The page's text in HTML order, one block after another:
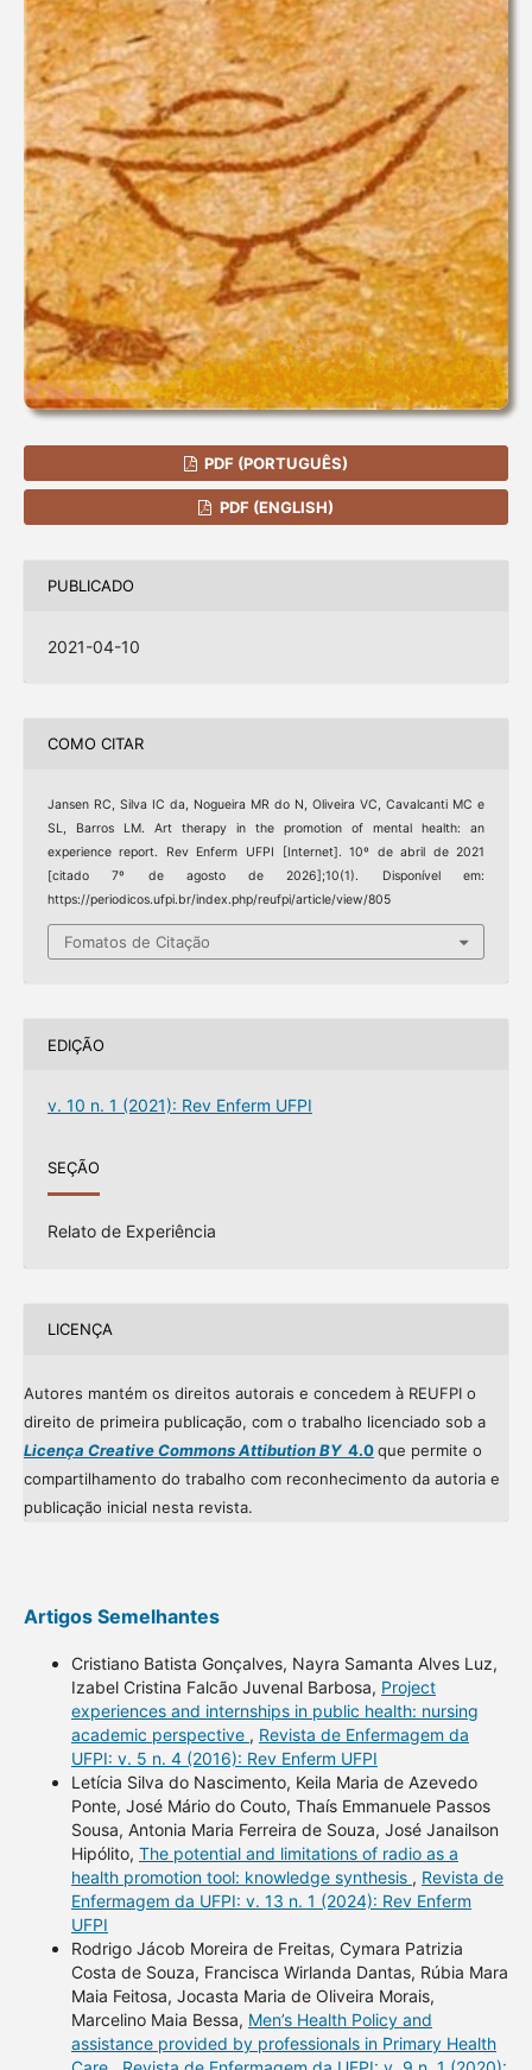
PDF (PORTUGUÊS)
PDF (ENGLISH)
PUBLICADO
2021-04-10
COMO CITAR
Jansen RC, Silva IC da, Nogueira MR do N, Oliveira VC, Cavalcanti MC e
SL, Barros LM. Art therapy in the promotion of mental health: an
experience report. Rev Enferm UFPI [Internet]. 10º de abril de 2021
[citado 7º de agosto de 2026];10(1). Disponível em:
https://periodicos.ufpi.br/index.php/reufpi/article/view/805
Fomatos de Citação
EDIÇÃO
v. 10 n. 1 (2021): Rev Enferm UFPI
SEÇÃO
Relato de Experiência
LICENÇA
Autores mantém os direitos autorais e concedem à REUFPI o
direito de primeira publicação, com o trabalho licenciado sob a
Licença Creative Commons Attibution BY4.0que permite o
compartilhamento do trabalho com reconhecimento da autoria e
publicação inicial nesta revista.
Artigos Semelhantes
Cristiano Batista Gonçalves, Nayra Samanta Alves Luz,
Izabel Cristina Falcão Juvenal Barbosa, Project
experiences and internships in public health: nursing
academic perspective , Revista de Enfermagem da
UFPI: v. 5 n. 4 (2016): Rev Enferm UFPI
Letícia Silva do Nascimento, Keila Maria de Azevedo
Ponte, José Mário do Couto, Thaís Emmanuele Passos
Sousa, Antonia Maria Ferreira de Souza, José Janailson
Hipólito, The potential and limitations of radio as a
health promotion tool: knowledge synthesis , Revista de
Enfermagem da UFPI: v. 13 n. 1 (2024): Rev Enferm
UFPI
Rodrigo Jácob Moreira de Freitas, Cymara Patrizia
Costa de Souza, Francisca Wirlanda Dantas, Rúbia Mara
Maia Feitosa, Jocasta Maria de Oliveira Morais,
Marcelino Maia Bessa, Men’s Health Policy and
assistance provided by professionals in Primary Health